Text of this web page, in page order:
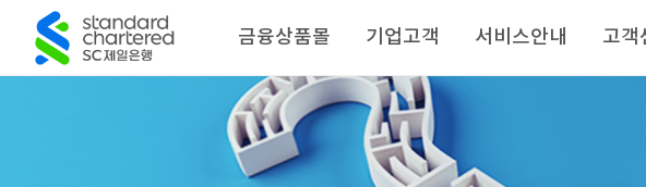
금융상품몰 기업고객 서비스안내 고객